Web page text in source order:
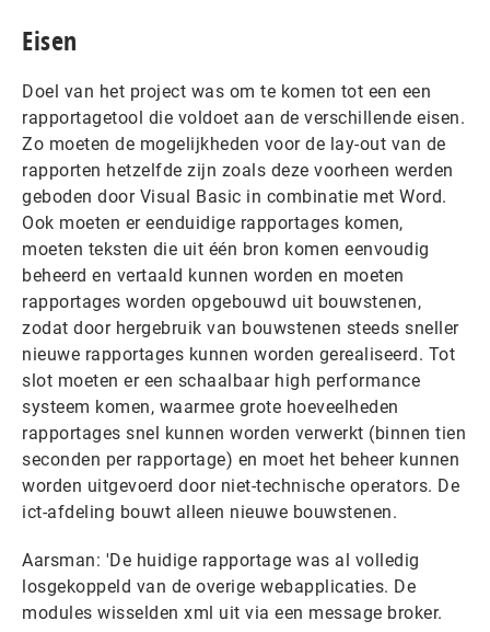
Eisen
Doel van het project was om te komen tot een een
rapportagetool die voldoet aan de verschillende eisen.
Zo moeten de mogelijkheden voor de lay-out van de
rapporten hetzelfde zijn zoals deze voorheen werden
geboden door Visual Basic in combinatie met Word.
Ook moeten er eenduidige rapportages komen,
moeten teksten die uit één bron komen eenvoudig
beheerd en vertaald kunnen worden en moeten
rapportages worden opgebouwd uit bouwstenen,
zodat door hergebruik van bouwstenen steeds sneller
nieuwe rapportages kunnen worden gerealiseerd. Tot
slot moeten er een schaalbaar high performance
systeem komen, waarmee grote hoeveelheden
rapportages snel kunnen worden verwerkt (binnen tien
seconden per rapportage) en moet het beheer kunnen
worden uitgevoerd door niet-technische operators. De
ict-afdeling bouwt alleen nieuwe bouwstenen.
Aarsman: 'De huidige rapportage was al volledig
losgekoppeld van de overige webapplicaties. De
modules wisselden xml uit via een message broker.